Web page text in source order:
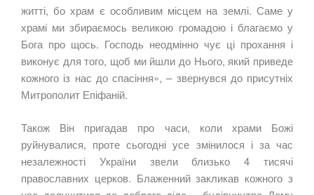
житті, бо храм є особливим місцем на землі. Саме у
храмі ми збираємось великою громадою і благаємо у
Бога про щось. Господь неодмінно чує ці прохання і
виконує для того, щоб ми йшли до Нього, який приведе
кожного із нас до спасіння», – звернувся до присутніх
Митрополит Епіфаній.
Також Він пригадав про часи, коли храми Божі
руйнувалися, проте сьогодні усе змінилося і за час
незалежності України звели близько 4 тисячі
православних церков. Блаженний закликав кожного з